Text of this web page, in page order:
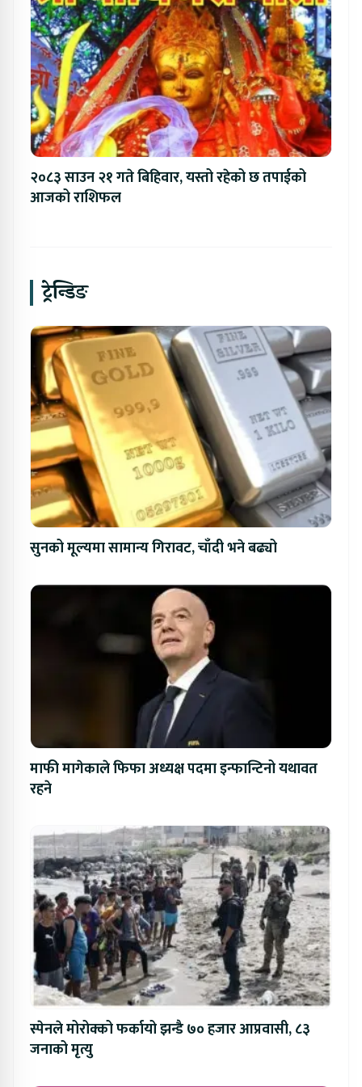
२०८३ साउन २१ गते बिहिवार, यस्तो रहेको छ तपाईको
आजको राशिफल
ट्रेन्डिङ
सुनको मूल्यमा सामान्य गिरावट, चाँदी भने बढ्यो
माफी मागेकाले फिफा अध्यक्ष पदमा इन्फान्टिनो यथावत
रहने
स्पेनले मोरोक्को फर्कायो झन्डै ७० हजार आप्रवासी, ८३
जनाको मृत्यु